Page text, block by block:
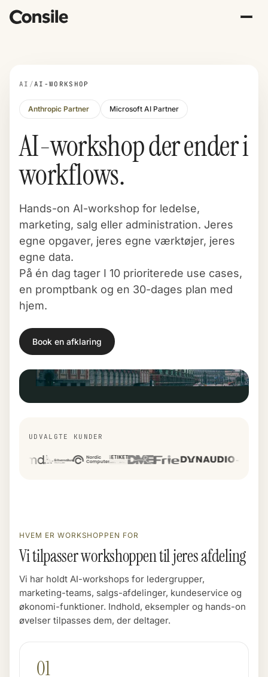
AI /AI-WORKSHOP
Anthropic Partner Microsoft AI Partner
AI-workshop der ender i
workflows.
Hands-on AI-workshop for ledelse,
marketing, salg eller administration. Jeres
egne opgaver, jeres egne værktøjer, jeres
egne data.
På én dag tager I 10 prioriterede use cases,
en promptbank og en 30-dages plan med
hjem.
Book en afklaring
UDVALGTE KUNDER
Erhvervshus Syd
Ikast Etiket
HVEM ER WORKSHOPPEN FOR
Vi tilpasser workshoppen til jeres afdeling
Vi har holdt AI-workshops for ledergrupper,
marketing-teams, salgs-afdelinger, kundeservice og
økonomi-funktioner. Indhold, eksempler og hands-on
øvelser tilpasses dem, der deltager.
01